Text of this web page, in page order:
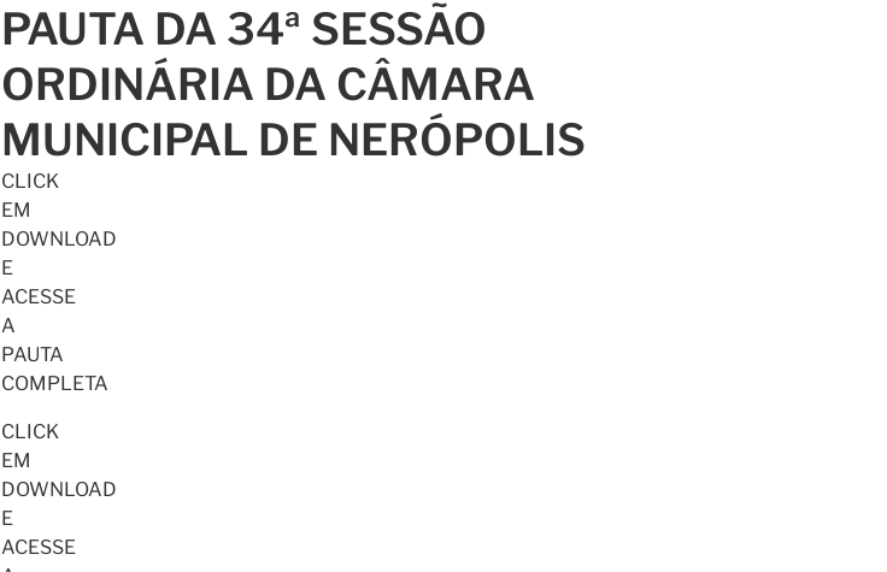
PAUTA DA 34ª SESSÃO
ORDINÁRIA DA CÂMARA
MUNICIPAL DE NERÓPOLIS
CLICK
EM
DOWNLOAD
E
ACESSE
A
PAUTA
COMPLETA
CLICK
EM
DOWNLOAD
E
ACESSE